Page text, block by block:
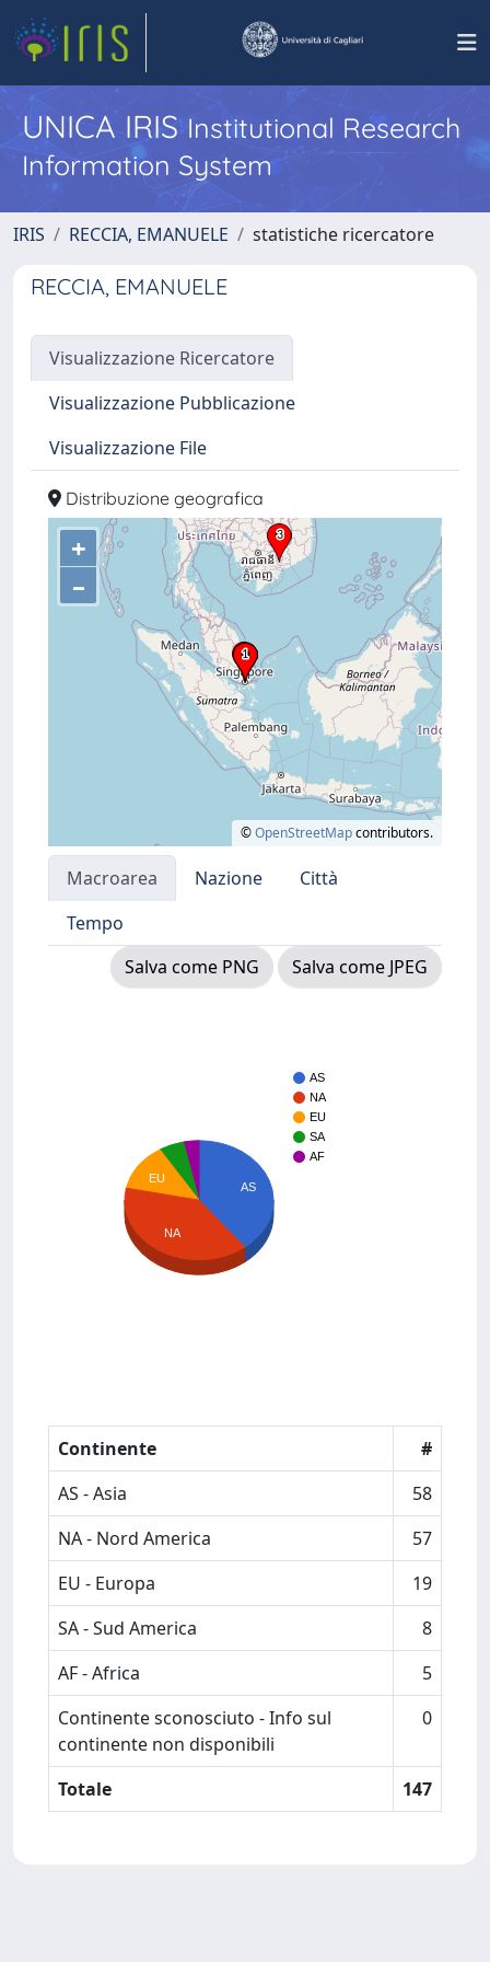
UNICA IRISInstitutional Research
Information System
IRIS RECCIA, EMANUELE statistiche ricercatore
RECCIA, EMANUELE
Visualizzazione Ricercatore
Visualizzazione Pubblicazione
Visualizzazione File
Distribuzione geografica
+
–
©OpenStreetMapcontributors.
Macroarea Nazione
Città
Tempo
Salva come PNG
Salva come JPEG
AS
NA
EU
SA
AF
AS
EU
NA
Continente
#
AS - Asia
58
NA - Nord America
57
EU - Europa
19
SA - Sud America
8
AF - Africa
5
Continente sconosciuto - Info sul
continente non disponibili
0
Totale 147